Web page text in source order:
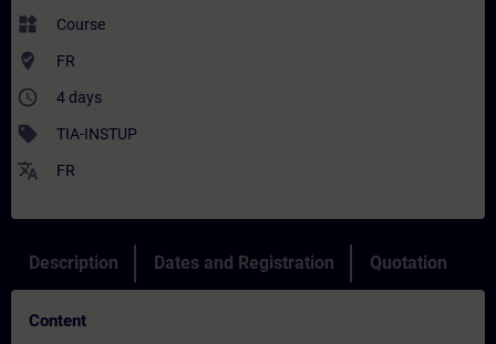
widgets Course
where_to_vote FR
access_time 4 days
sell TIA-INSTUP
translate FR
Description Dates and Registration Quotation
Content